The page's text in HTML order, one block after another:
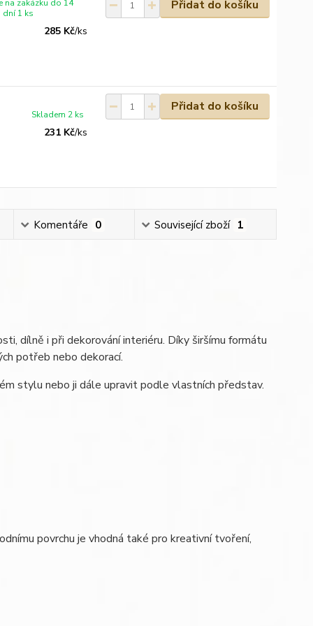
285 Kč/ks
na zakázku do 14
dní 1 ks
Přidat do košíku
231 Kč/ks
Skladem 2 ks
Přidat do košíku
Komentáře 0 Související zboží 1
dílně i při dekorování interiéru. Díky širšímu formátu
potřeb nebo dekorací.
stylu nebo ji dále upravit podle vlastních představ.
povrchu je vhodná také pro kreativní tvoření,